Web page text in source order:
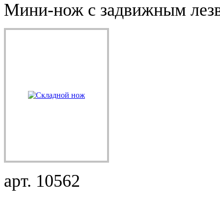
Мини-нож с задвижным
арт. 10562